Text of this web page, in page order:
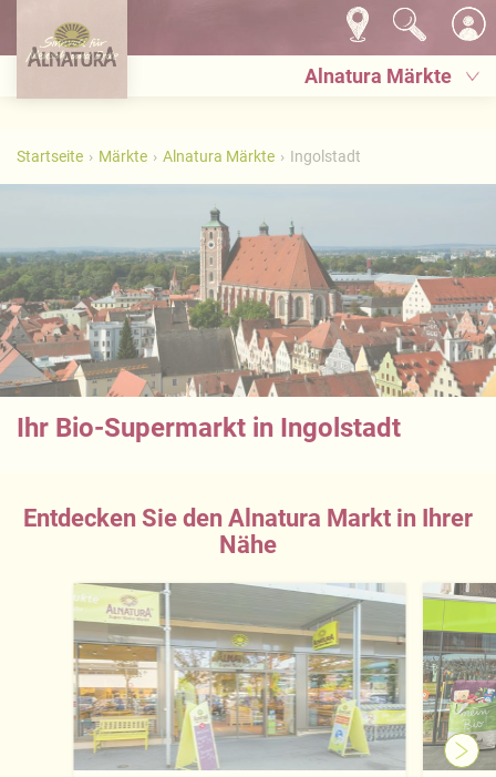
Alnatura Märkte
Startseite Märkte Alnatura Märkte Ingolstadt
Ihr Bio-Supermarkt in Ingolstadt
Entdecken Sie den Alnatura Markt in Ihrer
Nähe